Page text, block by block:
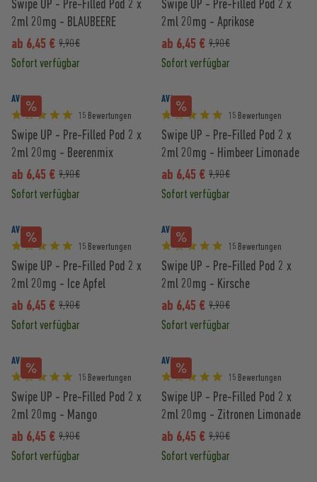
Swipe UP - Pre-Filled Pod 2 x
2ml 20mg - BLAUBEERE
ab 6,45 € 9,90 €
Sofort verfügbar
Swipe UP - Pre-Filled Pod 2 x
2ml 20mg - Aprikose
ab 6,45 € 9,90 €
Sofort verfügbar
AVORIA
15 Bewertungen
Swipe UP - Pre-Filled Pod 2 x
2ml 20mg - Beerenmix
ab 6,45 € 9,90 €
Sofort verfügbar
AVORIA
15 Bewertungen
Swipe UP - Pre-Filled Pod 2 x
2ml 20mg - Himbeer Limonade
ab 6,45 € 9,90 €
Sofort verfügbar
AVORIA
15 Bewertungen
Swipe UP - Pre-Filled Pod 2 x
2ml 20mg - Ice Apfel
ab 6,45 € 9,90 €
Sofort verfügbar
AVORIA
15 Bewertungen
Swipe UP - Pre-Filled Pod 2 x
2ml 20mg - Kirsche
ab 6,45 € 9,90 €
Sofort verfügbar
AVORIA
15 Bewertungen
Swipe UP - Pre-Filled Pod 2 x
2ml 20mg - Mango
ab 6,45 € 9,90 €
Sofort verfügbar
AVORIA
15 Bewertungen
Swipe UP - Pre-Filled Pod 2 x
2ml 20mg - Zitronen Limonade
ab 6,45 € 9,90 €
Sofort verfügbar